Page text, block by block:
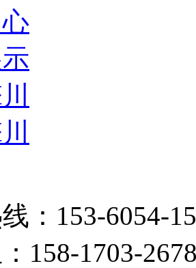
：153-6054-
158-1703-